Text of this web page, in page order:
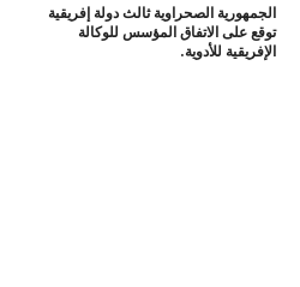
الجمهورية الصحراوية ثالث دولة إفريقية
توقع على الاتفاق المؤسس للوكالة
الإفريقية للأدوية.